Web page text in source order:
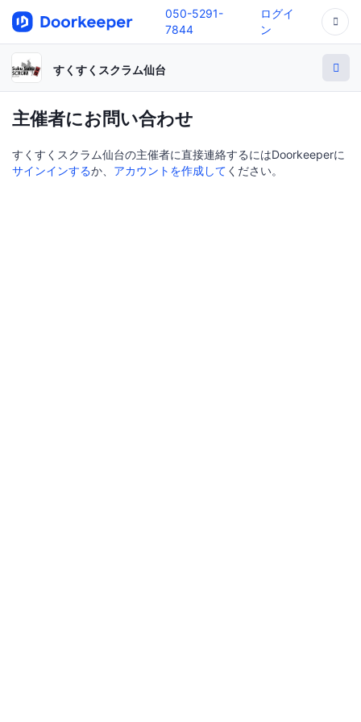
050-5291-
7844
ログイ
ン
すくすくスクラム仙台
主催者にお問い合わせ
すくすくスクラム仙台の主催者に直接連絡するにはDoorkeeperに
サインインするか、 アカウントを作成して ください。